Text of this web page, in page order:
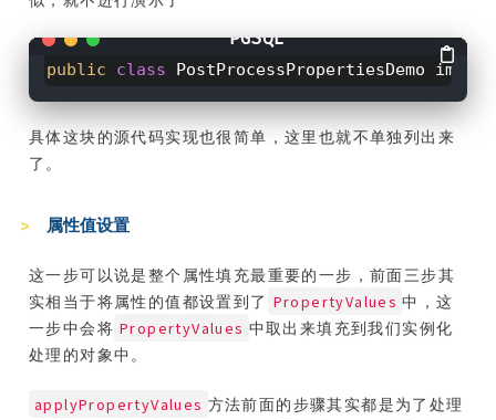
public class PostProcessPropertiesDemo
具体这块的源代码实现也很简单，这里也就不单独列出来
了。
属性值设置
这一步可以说是整个属性填充最重要的一步，前面三步其
实相当于将属性的值都设置到了 PropertyValues 中，这
一步中会将 PropertyValues 中取出来填充到我们实例化
处理的对象中。
applyPropertyValues 方法前面的步骤其实都是为了处理